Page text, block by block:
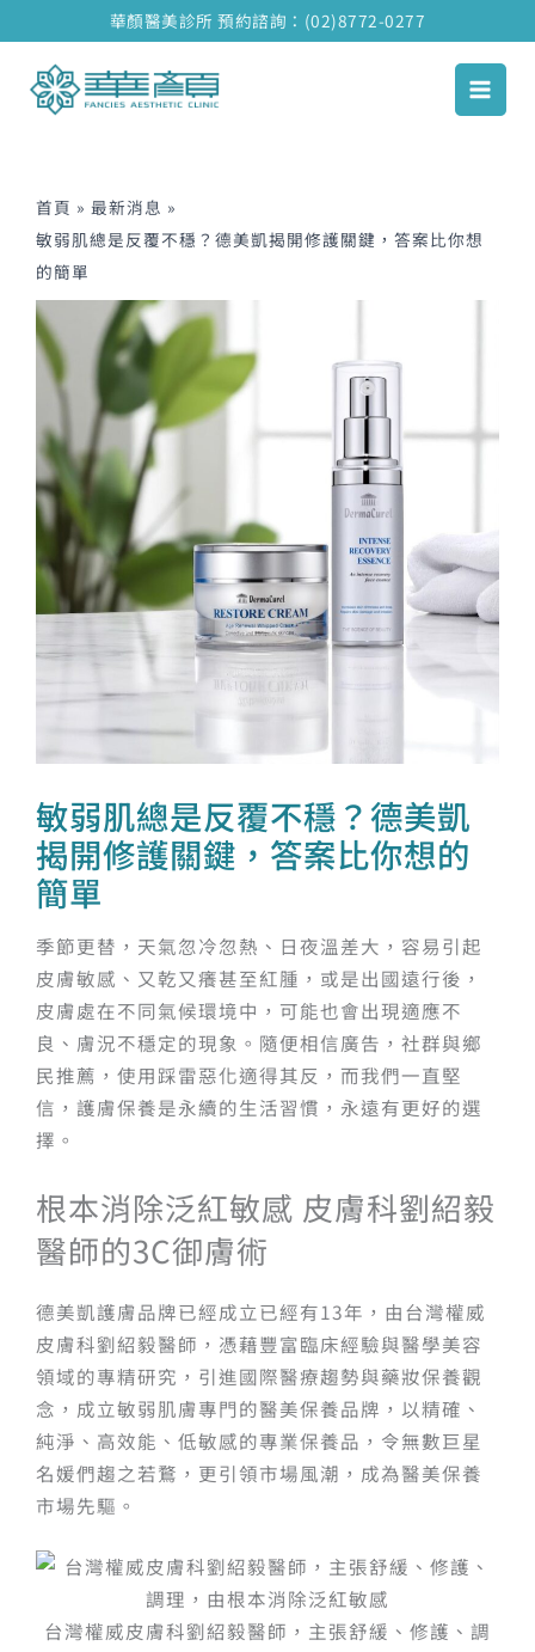
至
華顏醫美診所 預約諮詢：(02)8772-0277
首頁
最新消息
敏弱肌總是反覆不穩？德美凱揭開修護關鍵，答案比你想
的簡單
敏弱肌總是反覆不穩？德美凱
揭開修護關鍵，答案比你想的
簡單
季節更替，天氣忽冷忽熱、日夜溫差大，容易引起
皮膚敏感、又乾又癢甚至紅腫，或是出國遠行後，
皮膚處在不同氣候環境中，可能也會出現適應不
良、膚況不穩定的現象。隨便相信廣告，社群與鄉
民推薦，使用踩雷惡化適得其反，而我們一直堅
信，護膚保養是永續的生活習慣，永遠有更好的選
擇。
根本消除泛紅敏感 皮膚科劉紹毅
醫師的3C御膚術
德美凱護膚品牌已經成立已經有13年，由台灣權威
皮膚科劉紹毅醫師，憑藉豐富臨床經驗與醫學美容
領域的專精研究，引進國際醫療趨勢與藥妝保養觀
念，成立敏弱肌膚專門的醫美保養品牌，以精確、
純淨、高效能、低敏感的專業保養品，令無數巨星
名媛們趨之若鶩，更引領市場風潮，成為醫美保養
市場先驅。
台灣權威皮膚科劉紹毅醫師，主張舒緩、修護、調